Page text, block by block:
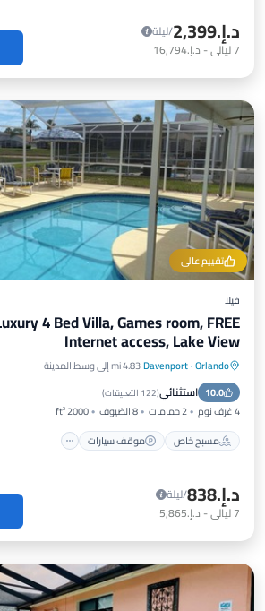
د.إ.‏2,399
/ليلة
7ليالي- د.إ.‏16,794
تقييم عالي
فيلا
4 Bed Villa, Games room, FREE
Internet access, Lake View
Orlando
·
Davenport4.83 mi إلى وسط المدينة
10.0 استثنائي(122 التعليقات )
4 غرف نوم 2 حمامات 8 الضيوف
2000 ft²
مسبح خاص
موقف سيارات
مسبح خاص موقف سيارات
إطلالة على المحيط
د.إ.‏838
/ليلة
7ليالي- د.إ.‏5,865